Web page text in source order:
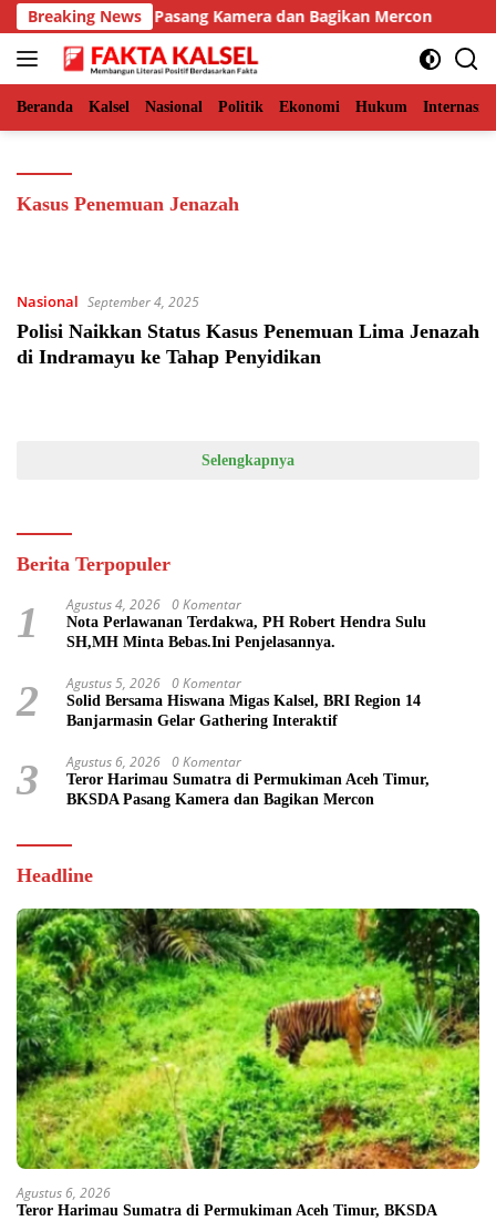
Langsung
ke
konten
Breaking News
Timur, BKSDA Pasang Kamera dan Bagikan Mercon
Beranda Kalsel Nasional Politik Ekonomi Hukum
Kasus Penemuan Jenazah
Nasional September 4, 2025
Polisi Naikkan Status Kasus Penemuan Lima Jenazah
di Indramayu ke Tahap Penyidikan
Selengkapnya
Berita Terpopuler
1 Agustus 4, 2026 0 Komentar
Nota Perlawanan Terdakwa, PH Robert Hendra Sulu
SH,MH Minta Bebas.Ini Penjelasannya.
2 Agustus 5, 2026 0 Komentar
Solid Bersama Hiswana Migas Kalsel, BRI Region 14
Banjarmasin Gelar Gathering Interaktif
3 Agustus 6, 2026 0 Komentar
Teror Harimau Sumatra di Permukiman Aceh Timur,
BKSDA Pasang Kamera dan Bagikan Mercon
Headline
Agustus 6, 2026
Teror Harimau Sumatra di Permukiman Aceh Timur, BKSDA